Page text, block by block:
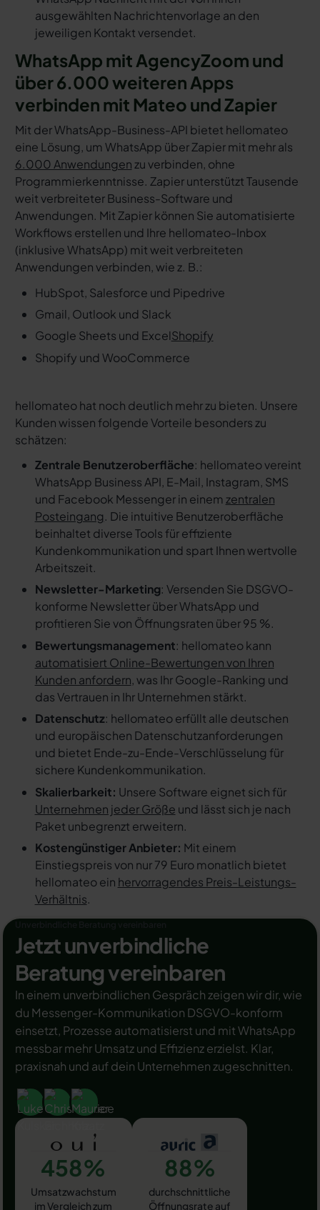
ausgewählten Nachrichtenvorlage an den
jeweiligen Kontakt versendet.
WhatsApp mit AgencyZoom und
über 6.000 weiteren Apps
verbinden mit Mateo und Zapier
Mit der WhatsApp-Business-API bietet hellomateo
eine Lösung, um WhatsApp über Zapier mit mehr als
6.000 Anwendungenzu verbinden, ohne
Programmierkenntnisse. Zapier unterstützt Tausende
weit verbreiteter Business-Software und
Anwendungen. Mit Zapier können Sie automatisierte
Workflows erstellen und Ihre hellomateo-Inbox
(inklusive WhatsApp) mit weit verbreiteten
Anwendungen verbinden, wie z. B.:
HubSpot, Salesforce und Pipedrive
Gmail, Outlook und Slack
Google Sheets und ExcelShopify
Shopify und WooCommerce
hellomateo hat noch deutlich mehr zu bieten. Unsere
Kunden wissen folgende Vorteile besonders zu
schätzen:
Zentrale Benutzeroberfläche: hellomateo vereint
WhatsApp Business API, E-Mail, Instagram, SMS
und Facebook Messenger in einem zentralen
Posteingang. Die intuitive Benutzeroberfläche
beinhaltet diverse Tools für effiziente
Kundenkommunikation und spart Ihnen wertvolle
Arbeitszeit.
Newsletter-Marketing: Versenden Sie DSGVO-
konforme Newsletter über WhatsApp und
profitieren Sie von Öffnungsraten über 95 %.
Bewertungsmanagement: hellomateo kann
automatisiert Online-Bewertungen von Ihren
Kunden anfordern, was Ihr Google-Ranking und
das Vertrauen in Ihr Unternehmen stärkt.
Datenschutz: hellomateo erfüllt alle deutschen
und europäischen Datenschutzanforderungen
und bietet Ende-zu-Ende-Verschlüsselung für
sichere Kundenkommunikation.
Skalierbarkeit: Unsere Software eignet sich für
Unternehmen jeder Größe und lässt sich je nach
Paket unbegrenzt erweitern.
Kostengünstiger Anbieter: Mit einem
Einstiegspreis von nur 79 Euro monatlich bietet
hellomateo ein hervorragendes Preis-Leistungs-
Verhältnis.
Jetzt unverbindliche
Beratung vereinbaren
In einem unverbindlichen Gespräch zeigen wir dir, wie
du Messenger-Kommunikation DSGVO-konform
einsetzt, Prozesse automatisierst und mit WhatsApp
messbar mehr Umsatz und Effizienz erzielst. Klar,
praxisnah und auf dein Unternehmen zugeschnitten.
458%
Umsatzwachstum
im Vergleich zum
88%
durchschnittliche
Öffnungsrate auf